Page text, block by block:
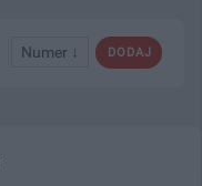
DODAJ
Numer ↓